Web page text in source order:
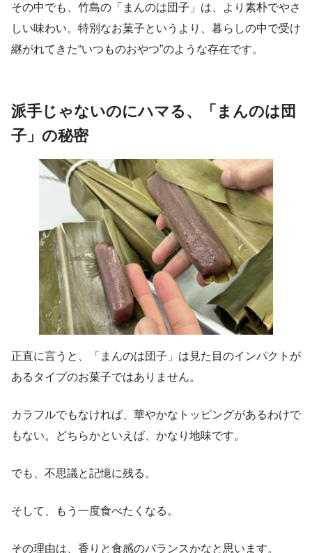
その中でも、竹島の「まんのは団子」は、より素朴でやさ
しい味わい。特別なお菓子というより、暮らしの中で受け
継がれてきた“いつものおやつ”のような存在です。
派手じゃないのにハマる、「まんのは団
子」の秘密
正直に言うと、「まんのは団子」は見た目のインパクトが
あるタイプのお菓子ではありません。
カラフルでもなければ、華やかなトッピングがあるわけで
もない。どちらかといえば、かなり地味です。
でも、不思議と記憶に残る。
そして、もう一度食べたくなる。
その理由は、香りと食感のバランスかなと思います。